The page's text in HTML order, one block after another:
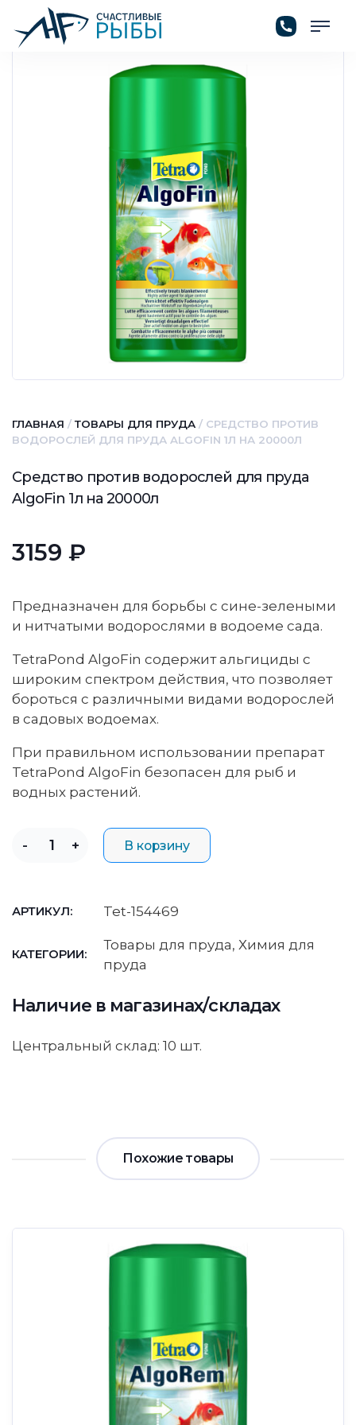
ГЛАВНАЯ / ТОВАРЫ ДЛЯ ПРУДА / СРЕДСТВО ПРОТИВ
ВОДОРОСЛЕЙ ДЛЯ ПРУДА ALGOFIN 1Л НА 20000Л
Средство против водорослей для пруда
AlgoFin 1л на 20000л
3159 ₽
Предназначен для борьбы с сине-зелеными
и нитчатыми водорослями в водоеме сада.
TetraPond AlgoFin содержит альгициды с
широким спектром действия, что позволяет
бороться с различными видами водорослей
в садовых водоемах.
При правильном использовании препарат
TetraPond AlgoFin безопасен для рыб и
водных растений.
+
- В корзину
АРТИКУЛ: Tet-154469
КАТЕГОРИИ:
Товары для пруда, Химия для
пруда
Наличие в магазинах/складах
Центральный склад: 10 шт.
Похожие товары